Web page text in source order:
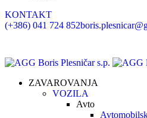
KONTAKT
(+386) 041 724 852
ZAVAROVANJA
VOZILA
Avto